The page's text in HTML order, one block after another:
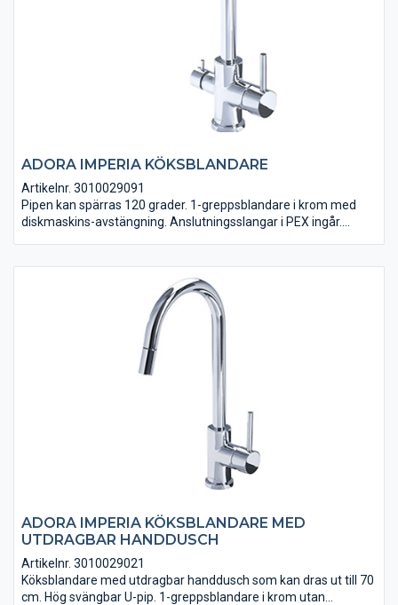
ADORA IMPERIA KÖKSBLANDARE
Artikelnr. 3010029091
Pipen kan spärras 120 grader. 1-greppsblandare i krom med
diskmaskins-avstängning. Anslutningsslangar i PEX ingår.
ADORA IMPERIA KÖKSBLANDARE MED
UTDRAGBAR HANDDUSCH
Artikelnr. 3010029021
Köksblandare med utdragbar handdusch som kan dras ut till 70
cm. Hög svängbar U-pip. 1-greppsblandare i krom utan